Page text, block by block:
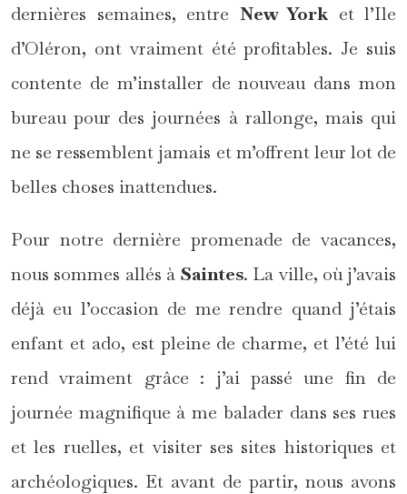
dernières semaines, entre New York et l’Ile
d’Oléron, ont vraiment été profitables. Je suis
contente de m’installer de nouveau dans mon
bureau pour des journées à rallonge, mais qui
ne se ressemblent jamais et m’offrent leur lot de
belles choses inattendues.
Pour notre dernière promenade de vacances,
nous sommes allés à Saintes. La ville, où j’avais
déjà eu l’occasion de me rendre quand j’étais
enfant et ado, est pleine de charme, et l’été lui
rend vraiment grâce : j’ai passé une fin de
journée magnifique à me balader dans ses rues
et les ruelles, et visiter ses sites historiques et
archéologiques. Et avant de partir, nous avons